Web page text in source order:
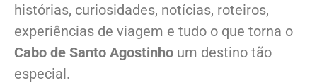
histórias, curiosidades, notícias, roteiros,
experiências de viagem e tudo o que torna o
Cabo de Santo Agostinho um destino tão
especial.